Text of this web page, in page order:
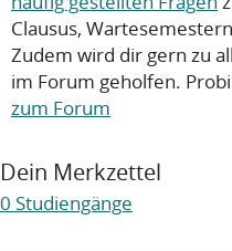
Clausus,
Zudem wird dir gern zu
im Forum geholfen.
zum Forum
Dein Merkzettel
0 Studiengänge